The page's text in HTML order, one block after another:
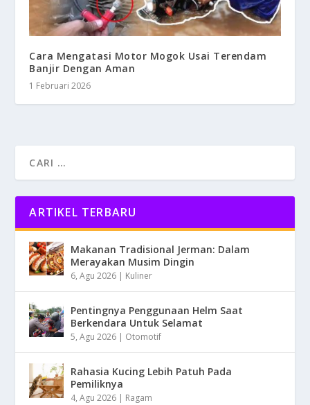
Cara Mengatasi Motor Mogok Usai Terendam
Banjir Dengan Aman
1 Februari 2026
ARTIKEL TERBARU
Makanan Tradisional Jerman: Dalam
Merayakan Musim Dingin
6, Agu 2026 | Kuliner
Pentingnya Penggunaan Helm Saat
Berkendara Untuk Selamat
5, Agu 2026 | Otomotif
Rahasia Kucing Lebih Patuh Pada
Pemiliknya
4, Agu 2026 | Ragam